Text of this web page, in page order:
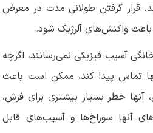
قرار گرفتن طولانی مدت در معرض
باعث واکنش‌های آلرژیک شود.
آسیب فیزیکی نمی‌رسانند، اگرچه
تماس پیدا کند، ممکن است باعث
آنها خطر بسیار بیشتری برای فرش،
آنها سوراخ‌ها و آسیب‌های قابل